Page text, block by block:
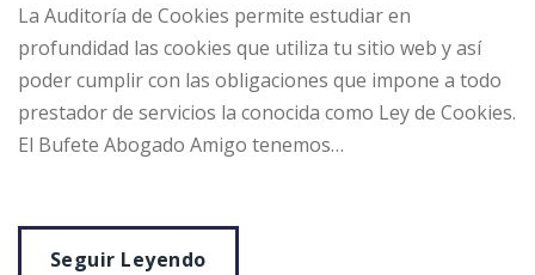
La Auditoría de Cookies permite estudiar en
profundidad las cookies que utiliza tu sitio web y así
poder cumplir con las obligaciones que impone a todo
prestador de servicios la conocida como Ley de Cookies.
El Bufete Abogado Amigo tenemos…
Seguir Leyendo